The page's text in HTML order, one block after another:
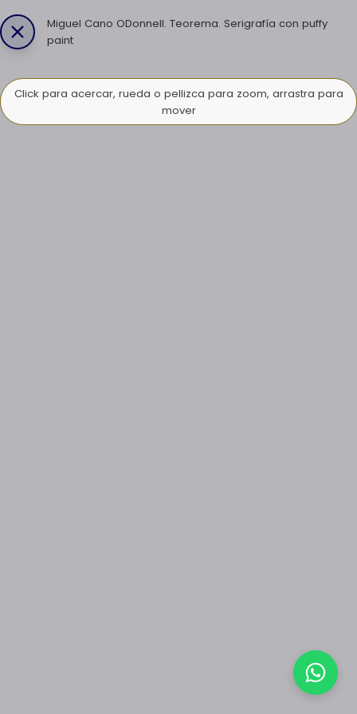
Miguel Cano ODonnell. Teorema. Serigrafía con puffy
paint
Click para acercar, rueda o pellizca para zoom, arrastra para
mover